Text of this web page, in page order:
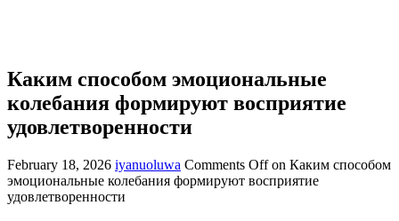
Каким способом эмоциональные
колебания формируют восприятие
удовлетворенности
February 18, 2026 iyanuoluwa Comments Offon Каким способом
эмоциональные колебания формируют восприятие
удовлетворенности